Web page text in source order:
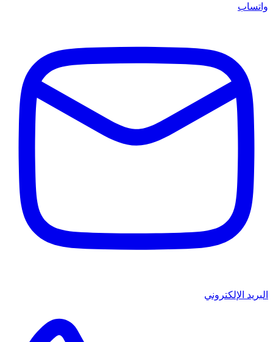
واتساب
البريد الإلكتروني